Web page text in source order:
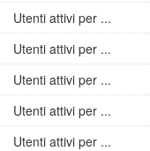
Utenti attivi per ...
Utenti attivi per ...
Utenti attivi per ...
Utenti attivi per ...
Utenti attivi per ...